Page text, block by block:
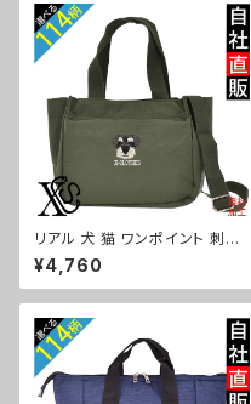
リアル 犬 猫 ワンポイント 刺繍
トート ショルダーバッグ カジュ
アル 軽量 レディース メンズ 雑
貨 グッズ 自社ブランド 柄 ギフト
ザー パグ ビションフリーゼ ori-
a-bg181-b10-s
¥4,760